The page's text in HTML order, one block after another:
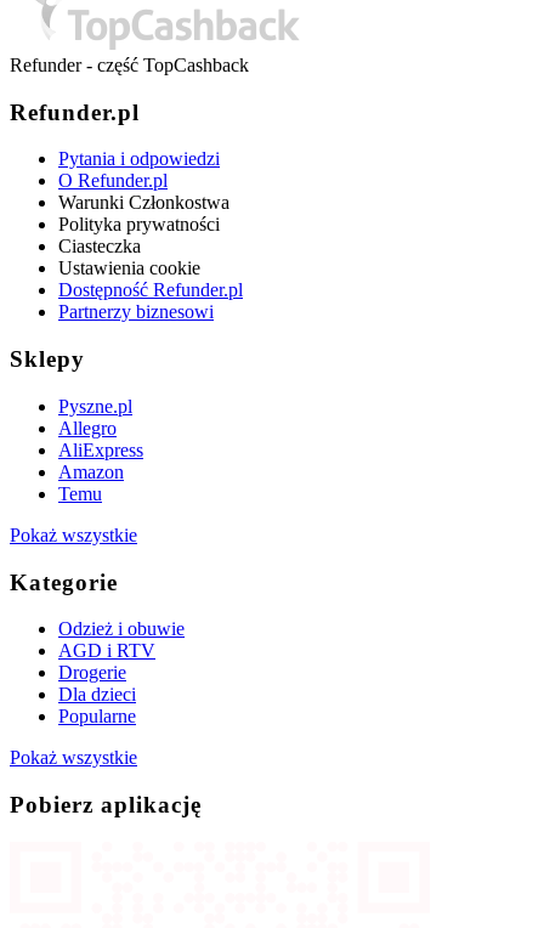
Refunder - część TopCashback
Refunder.pl
Pytania i odpowiedzi
O Refunder.pl
Warunki Członkostwa
Polityka prywatności
Ciasteczka
Ustawienia cookie
Dostępność Refunder.pl
Partnerzy biznesowi
Sklepy
Pyszne.pl
Allegro
AliExpress
Amazon
Temu
Pokaż wszystkie
Kategorie
Odzież i obuwie
AGD i RTV
Drogerie
Dla dzieci
Popularne
Pokaż wszystkie
Pobierz aplikację